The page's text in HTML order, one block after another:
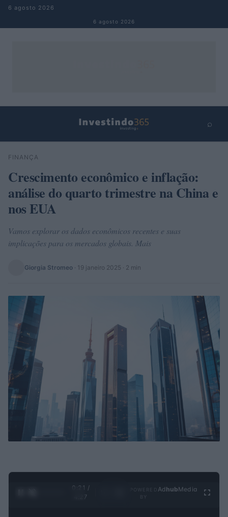
Pular para o conteúdo
6 agosto 2026
6 agosto 2026
⌕
Buscar
FINANÇA
Crescimento econômico e inflação:
análise do quarto trimestre na China e
nos EUA
Vamos explorar os dados econômicos recentes e suas
implicações para os mercados globais. Mais
Giorgia Stromeo · 19 janeiro 2025 · 2 min
0:22 /
4:27
Ad hubMedia